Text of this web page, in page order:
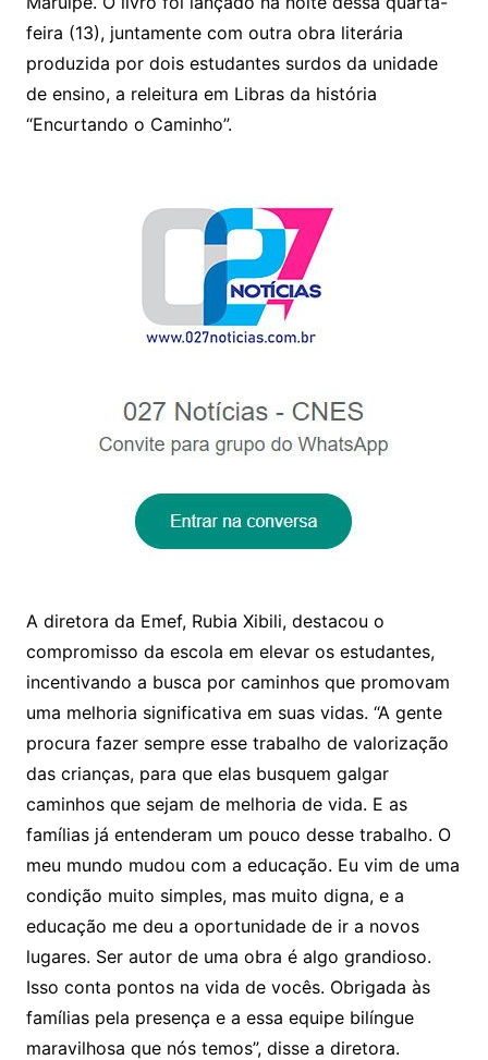
feira (13), juntamente com outra obra literária
produzida por dois estudantes surdos da unidade
de ensino, a releitura em Libras da história
“Encurtando o Caminho”.
A diretora da Emef, Rubia Xibili, destacou o
compromisso da escola em elevar os estudantes,
incentivando a busca por caminhos que promovam
uma melhoria significativa em suas vidas. “A gente
procura fazer sempre esse trabalho de valorização
das crianças, para que elas busquem galgar
caminhos que sejam de melhoria de vida. E as
famílias já entenderam um pouco desse trabalho. O
meu mundo mudou com a educação. Eu vim de uma
condição muito simples, mas muito digna, e a
educação me deu a oportunidade de ir a novos
lugares. Ser autor de uma obra é algo grandioso.
Isso conta pontos na vida de vocês. Obrigada às
famílias pela presença e a essa equipe bilíngue
maravilhosa que nós temos”, disse a diretora.